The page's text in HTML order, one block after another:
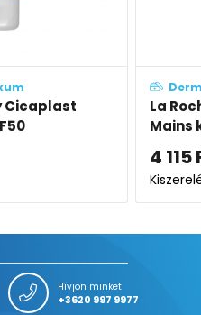
Cicaplast
La
Mains
4 115
Hívjon minket
+3620 997 9977